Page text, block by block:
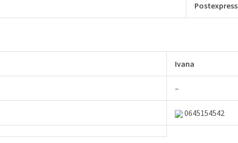
Postexpress
Ivana
–
0645154542